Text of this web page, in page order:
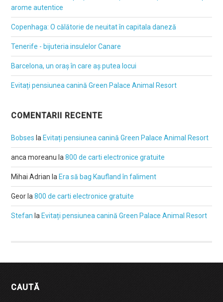
arome autentice
Copenhaga: O călătorie de neuitat în capitala daneză
Tenerife - bijuteria insulelor Canare
Barcelona, un oraș în care aș putea locui
Evitați pensiunea canină Green Palace Animal Resort
COMENTARII RECENTE
Bobses la Evitați pensiunea canină Green Palace Animal Resort
anca moreanu la800 de carti electronice gratuite
Mihai Adrian la Era să bag Kaufland în faliment
Geor la800 de carti electronice gratuite
Stefan la Evitați pensiunea canină Green Palace Animal Resort
CAUTĂ